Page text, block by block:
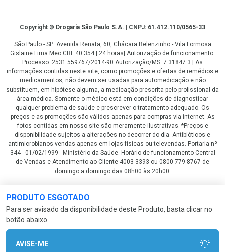
PRODUTO ESGOTADO
Para ser avisado da disponibilidade deste Produto, basta clicar no
botão abaixo.
AVISE-ME
CopyrightCopyright © Drogaria São Paulo S.A. | CNPJ: 61.412.110/0565-33
São Paulo - SP: Avenida Renata, 60, Chácara Belenzinho - Vila Formosa
Gislaine Lima Meo CRF 40.354 | 24 horas| Autorização de funcionamento:
Processo: 2531.559767/2014-90 Autorização/MS: 7.31847.3 | As
informações contidas neste site, como promoções e ofertas de remédios e
medicamentos, não devem ser usadas para automedicação e não
substituem, em hipótese alguma, a medicação prescrita pelo profissional da
área médica. Somente o médico está em condições de diagnosticar
qualquer problema de saúde e prescrever o tratamento adequado. Os
preços e as promoções são válidos apenas para compras via internet. As
fotos contidas em nosso site são meramente ilustrativas. *Preços e
disponibilidade sujeitos a alterações no decorrer do dia. Antibióticos e
antimicrobianos vendas apenas em lojas físicas ou televendas. Portaria nº
344 - 01/02/1999 - Ministério da Saúde. Horário de funcionamento Central
de Vendas e Atendimento ao Cliente 4003 3393 ou 0800 779 8767 de
domingo a domingo das 08h00 às 20h00.
LGPD Aceite os Cookies